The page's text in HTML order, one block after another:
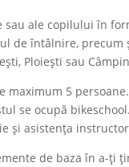
ale copilului în
de întâlnire,
Ploiești sau
5
se ocupă
și asistența
de baza în a-